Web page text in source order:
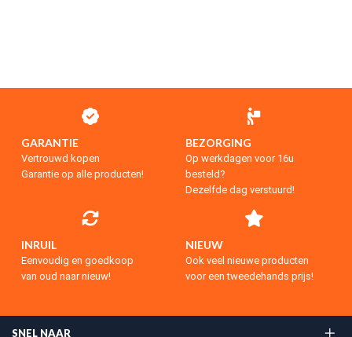
GARANTIE
Vertrouwd kopen
Garantie op alle producten!
BEZORGING
Op werkdagen voor 16u
besteld?
Dezelfde dag verstuurd!
INRUIL
Eenvoudig en goedkoop
van oud naar nieuw!
NIEUW
Ook veel nieuwe producten
voor een tweedehands prijs!
SNEL NAAR